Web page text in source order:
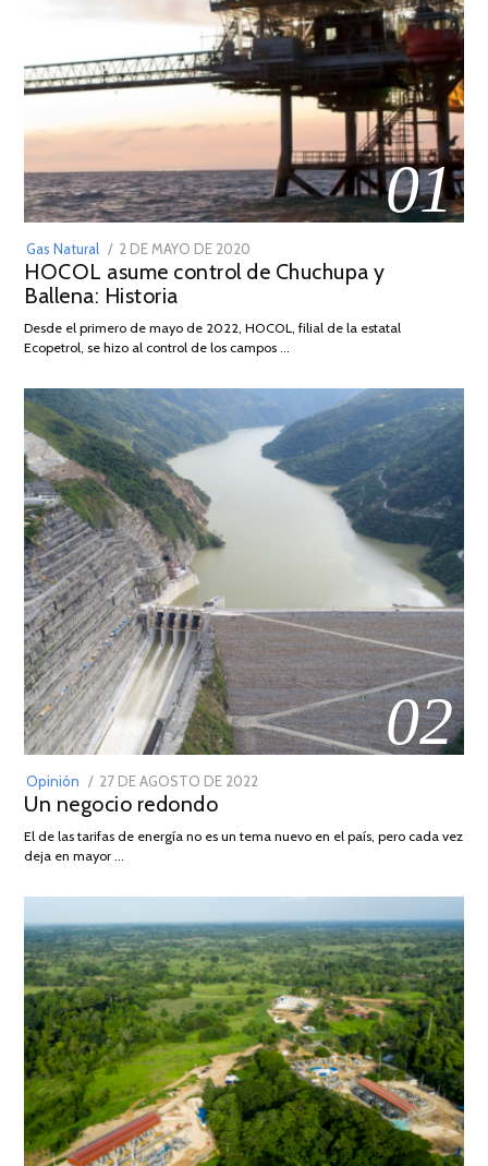
01
Gas Natural
POSTED
ON
2 DE MAYO DE 2020
DE
2026
HOCOL asume control de Chuchupa y
Ballena: Historia
Desde el primero de mayo de 2022, HOCOL, filial de la estatal
Ecopetrol, se hizo al control de los campos …
02
Opinión
POSTED
ON
27 DE AGOSTO DE 2022
DE
Un negocio redondo
El de las tarifas de energía no es un tema nuevo en el país, pero cada vez
deja en mayor …